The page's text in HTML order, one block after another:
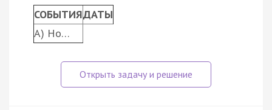
СОБЫТИЯДАТЫ
A) Но…